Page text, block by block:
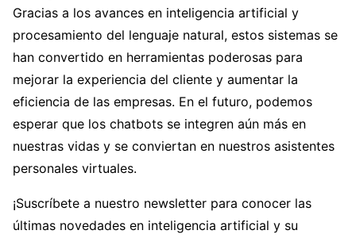
Gracias a los avances en inteligencia artificial y
procesamiento del lenguaje natural, estos sistemas se
han convertido en herramientas poderosas para
mejorar la experiencia del cliente y aumentar la
eficiencia de las empresas. En el futuro, podemos
esperar que los chatbots se integren aún más en
nuestras vidas y se conviertan en nuestros asistentes
personales virtuales.
¡Suscríbete a nuestro newsletter para conocer las
últimas novedades en inteligencia artificial y su